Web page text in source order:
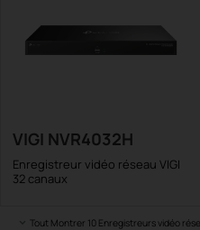
VIGI NVR4032H
Enregistreur vidéo réseau VIGI
32 canaux
Tout Montrer 10 Enregistreurs vidéo